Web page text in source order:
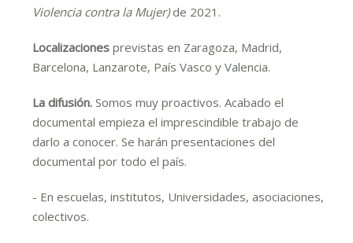
Violencia contra la Mujer)de 2021.
Localizaciones previstas en Zaragoza, Madrid,
Barcelona, Lanzarote, País Vasco y Valencia.
La difusión. Somos muy proactivos. Acabado el
documental empieza el imprescindible trabajo de
darlo a conocer. Se harán presentaciones del
documental por todo el país.
- En escuelas, institutos, Universidades, asociaciones,
colectivos.